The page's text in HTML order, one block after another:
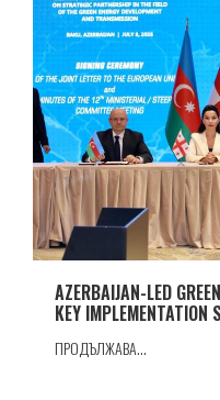
AZERBAIJAN-LED
KEY IMPLEMENTATION
ПРОДЪЛЖАВА...